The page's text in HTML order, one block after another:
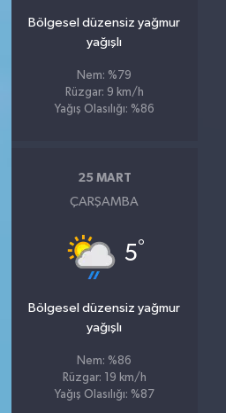
Bölgesel düzensiz yağmur
yağışlı
Nem: %79
Rüzgar: 9 km/h
Yağış Olasılığı: %86
25 MART
ÇARŞAMBA
5°
Bölgesel düzensiz yağmur
yağışlı
Nem: %86
Rüzgar: 19 km/h
Yağış Olasılığı: %87